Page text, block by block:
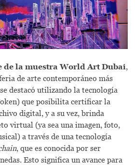
de la muestra World Art Dubai,
de arte contemporáneo más
destacó utilizando la tecnología
que posibilita certificar la
digital, y a su vez, brinda
virtual (ya sea una imagen, foto,
a través de una tecnología
, que es conocida por ser
Esto significa un avance para